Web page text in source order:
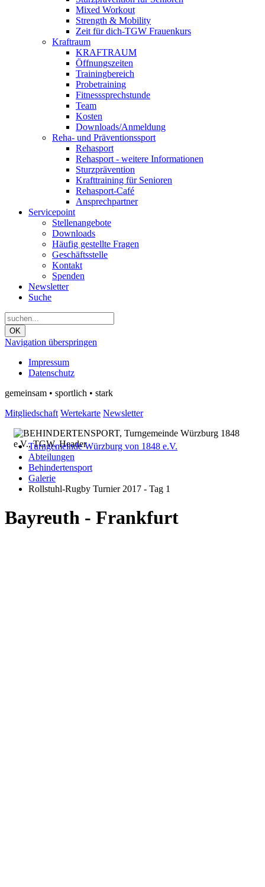
Mixed Workout
Strength & Mobility
Zeit für dich-TGW Frauenkurs
Kraftraum
KRAFTRAUM
Öffnungszeiten
Trainingbereich
Probetraining
Fitnesssprechstunde
Team
Kosten
Downloads/Anmeldung
Reha- und Präventionssport
Rehasport
Rehasport - weitere Informationen
Sturzprävention
Krafttraining für Senioren
Rehasport-Café
Ansprechpartner
Servicepoint
Stellenangebote
Downloads
Häufig gestellte Fragen
Geschäftsstelle
Kontakt
Spenden
Newsletter
Suche
OK
Navigation überspringen
Impressum
Datenschutz
gemeinsam • sportlich • stark
Mitgliedschaft Wertekarte Newsletter
Turngemeinde Würzburg von 1848 e.V.
Abteilungen
Behindertensport
Galerie
Rollstuhl-Rugby Turnier 2017 - Tag 1
Bayreuth - Frankfurt